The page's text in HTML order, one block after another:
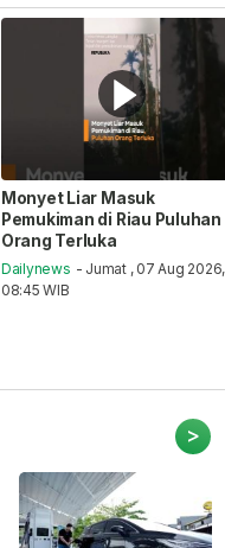
Monyet Liar Masuk
Pemukiman di Riau Puluhan
Orang Terluka
Dailynews - Jumat , 07 Aug 2026,
08:45 WIB
>